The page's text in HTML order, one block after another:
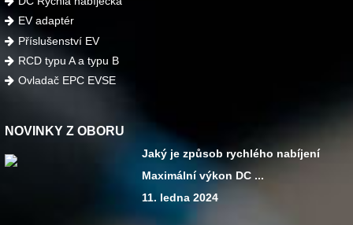
EV adaptér
Příslušenství EV
RCD typu A a typu B
Ovladač EPC EVSE
NOVINKY Z OBORU
Jaký je způsob rychlého nabíjení
Maximální výkon DC ...
11. ledna 2024